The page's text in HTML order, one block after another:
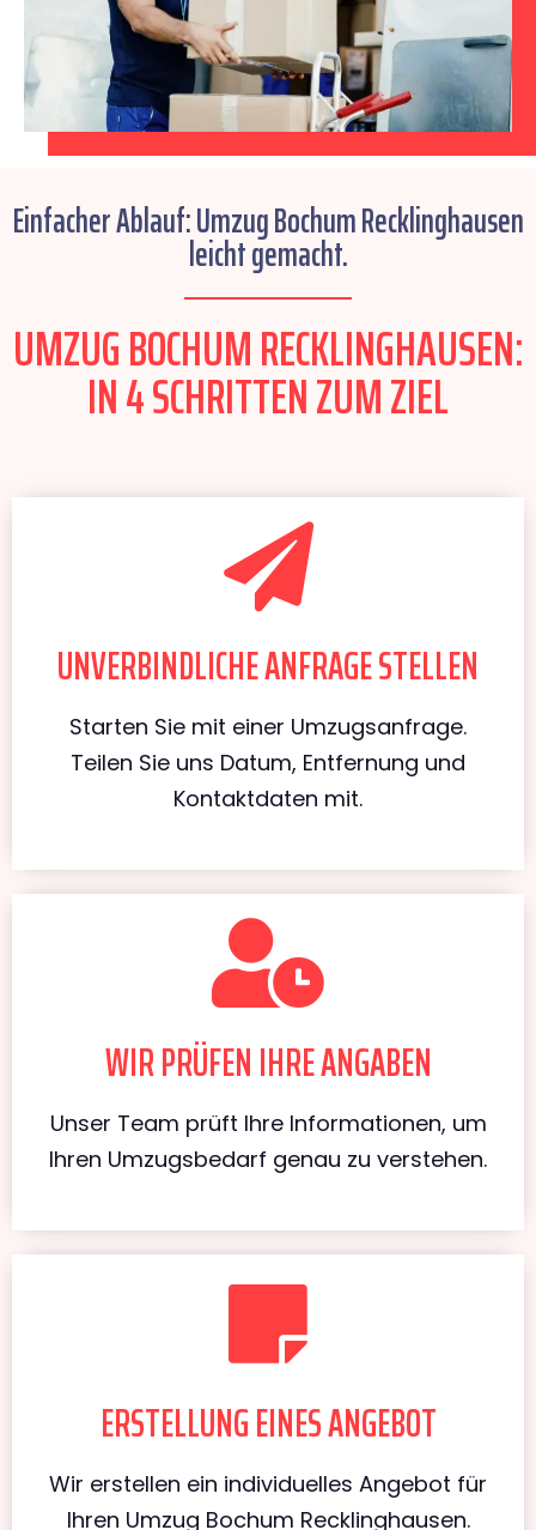
Einfacher Ablauf: Umzug Bochum Recklinghausen
leicht gemacht.
UMZUG BOCHUM RECKLINGHAUSEN:
IN 4 SCHRITTEN ZUM ZIEL
UNVERBINDLICHE ANFRAGE STELLEN
Starten Sie mit einer Umzugsanfrage.
Teilen Sie uns Datum, Entfernung und
Kontaktdaten mit.
WIR PRÜFEN IHRE ANGABEN
Unser Team prüft Ihre Informationen, um
Ihren Umzugsbedarf genau zu verstehen.
ERSTELLUNG EINES ANGEBOT
Wir erstellen ein individuelles Angebot für
Ihren Umzug Bochum Recklinghausen.